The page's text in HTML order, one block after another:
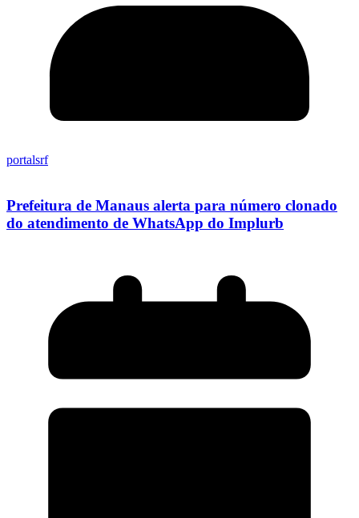
portalsrf
Prefeitura de Manaus alerta para número clonado
do atendimento de WhatsApp do Implurb